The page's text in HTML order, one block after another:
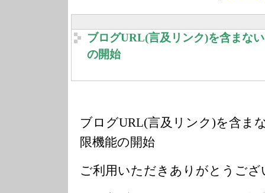
ブログURL(言及リンク)を含まな
の開始
ブログURL(言及リンク)を含ま
限機能の開始
ご利用いただきありがとうござ